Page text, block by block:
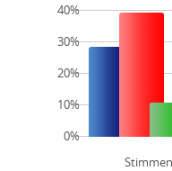
40%
30%
20%
10%
0%